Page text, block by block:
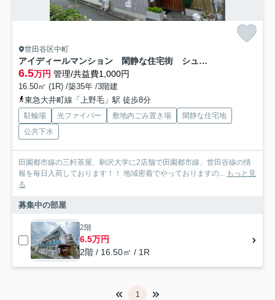
世田谷区中町
アイディールマンション 閑静な住宅街 シューズボックス
6.5万円 管理/共益費1,000円
16.50㎡ (1R) /築35年 /3階建
東急大井町線「上野毛」駅 徒歩8分
駐輪場 光ファイバー 敷地内ごみ置き場
閑静な住宅地
公共下水
田園都市線の三軒茶屋、駒沢大学に2店舗で田園都市線、世田谷線の情
報を毎日入荷しております！！ 地域密着でやっておりますの... もっと見
る
募集中の部屋
2階
6.5万円
2階 / 16.50㎡ / 1R
1